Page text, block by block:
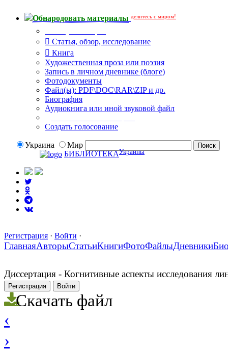
Обнародовать материалы делитесь с миром!
Статья, обзор, исследование
Книга
Художественная проза или поэзия
Запись в личном дневнике (блоге)
Фотодокументы
Файл(ы): PDF\DOC\RAR\ZIP и др.
Биография
Аудиокнига или иной звуковой файл
Создать голосование
Украина
Мир
БИБЛИОТЕКАУкраины
Регистрация · Войти ·
ГлавнаяАвторыСтатьиКнигиФотоФайлыДневники
Диссертация - Когнитивные аспекты исследования
Регистрация Войти
Скачать файл
‹
›